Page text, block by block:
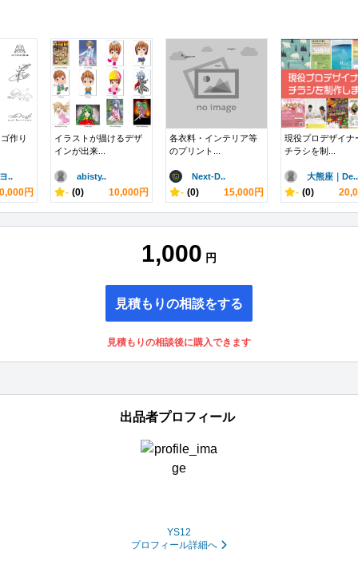
作り
..
円
イラストが描けるデザ
インが出来...
abisty..
- (0) 10,000円
各衣料・インテリア等
のプリント...
Next-D..
- (0) 15,000円
現役プロデザイナ
チラシを制...
大熊座｜De..
- (0)
1,000 円
見積もりの相談をする
見積もりの相談後に購入できます
出品者プロフィール
YS12
プロフィール詳細へ